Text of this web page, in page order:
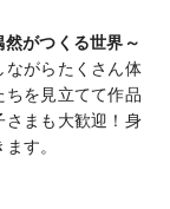
がつくる世界～
ながらたくさん体
ちを見立てて作品
さまも大歓迎！身
す。